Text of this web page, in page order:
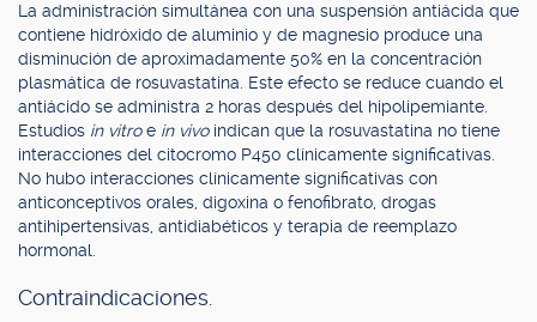
La administración simultánea con una suspensión antiácida que
contiene hidróxido de aluminio y de magnesio produce una
disminución de aproximadamente 50% en la concentración
plasmática de rosuvastatina. Este efecto se reduce cuando el
antiácido se administra 2 horas después del hipolipemiante.
Estudios in vitroe in vivo indican que la rosuvastatina no tiene
interacciones del citocromo P450 clínicamente significativas.
No hubo interacciones clínicamente significativas con
anticonceptivos orales, digoxina o fenofibrato, drogas
antihipertensivas, antidiabéticos y terapia de reemplazo
hormonal.
Contraindicaciones.